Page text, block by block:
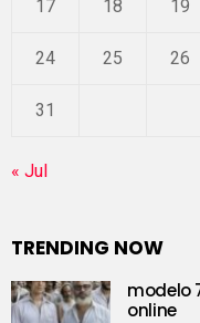
17 18 19
24 25 26
31
« Jul
TRENDING NOW
modelo
online